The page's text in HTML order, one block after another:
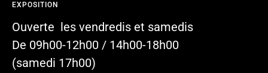
EXPOSITION
Ouverte les vendredis et samedis
De 09h00-12h00 / 14h00-18h00
(samedi 17h00)